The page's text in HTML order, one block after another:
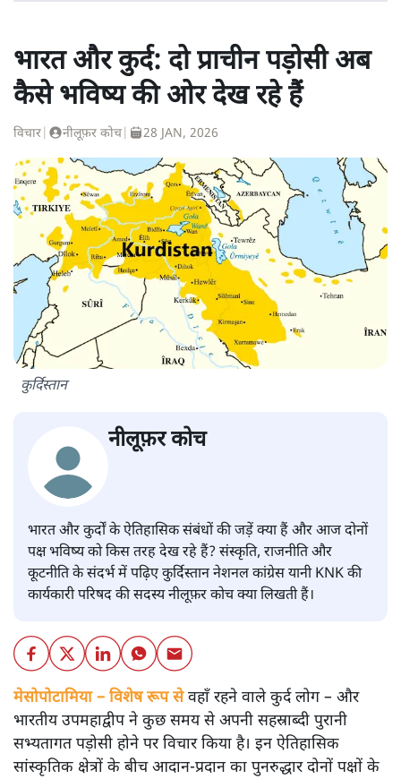
भारत और कुर्द: दो प्राचीन पड़ोसी अब
कैसे भविष्य की ओर देख रहे हैं
विचार नीलूफ़र कोच 28 JAN, 2026
कुर्दिस्तान
नीलूफ़र कोच
भारत और कुर्दों के ऐतिहासिक संबंधों की जड़ें क्या हैं और आज दोनों
पक्ष भविष्य को किस तरह देख रहे हैं? संस्कृति, राजनीति और
कूटनीति के संदर्भ में पढ़िए कुर्दिस्तान नेशनल कांग्रेस यानी KNK की
कार्यकारी परिषद की सदस्य नीलूफ़र कोच क्या लिखती हैं।
मेसोपोटामिया – विशेष रूप सेवहाँ रहने वाले कुर्द लोग – और
भारतीय उपमहाद्वीप ने कुछ समय से अपनी सहस्राब्दी पुरानी
सभ्यतागत पड़ोसी होने पर विचार किया है। इन ऐतिहासिक
सांस्कृतिक क्षेत्रों के बीच आदान-प्रदान का पुनरुद्धार दोनों पक्षों के